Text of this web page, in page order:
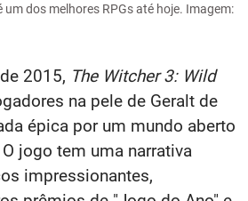
um dos melhores RPGs até hoje. Imagem:
2015, The Witcher 3: Wild
na pele de Geralt de
épica por um mundo aberto
jogo tem uma narrativa
impressionantes,